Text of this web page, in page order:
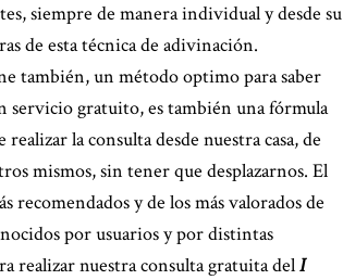
siempre de manera individual y desde su
de esta técnica de adivinación.
también, un método optimo para saber
servicio gratuito, es también una fórmula
la consulta desde nuestra casa, de
mismos, sin tener que desplazarnos. El
recomendados y de los más valorados de
por usuarios y por distintas
realizar nuestra consulta gratuita delI